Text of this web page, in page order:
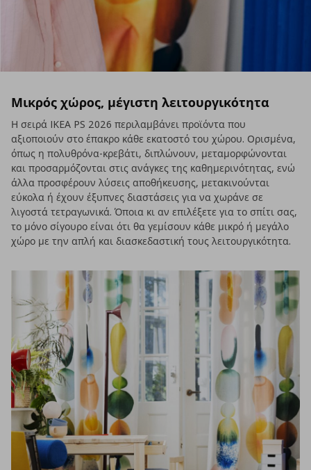
Μικρός χώρος, μέγιστη λειτουργικότητα
Η σειρά IKEA PS 2026 περιλαμβάνει προϊόντα που
αξιοποιούν στο έπακρο κάθε εκατοστό του χώρου. Ορισμένα,
όπως η πολυθρόνα-κρεβάτι, διπλώνουν, μεταμορφώνονται
και προσαρμόζονται στις ανάγκες της καθημερινότητας, ενώ
άλλα προσφέρουν λύσεις αποθήκευσης, μετακινούνται
εύκολα ή έχουν έξυπνες διαστάσεις για να χωράνε σε
λιγοστά τετραγωνικά. Όποια κι αν επιλέξετε για το σπίτι σας,
το μόνο σίγουρο είναι ότι θα γεμίσουν κάθε μικρό ή μεγάλο
χώρο με την απλή και διασκεδαστική τους λειτουργικότητα.